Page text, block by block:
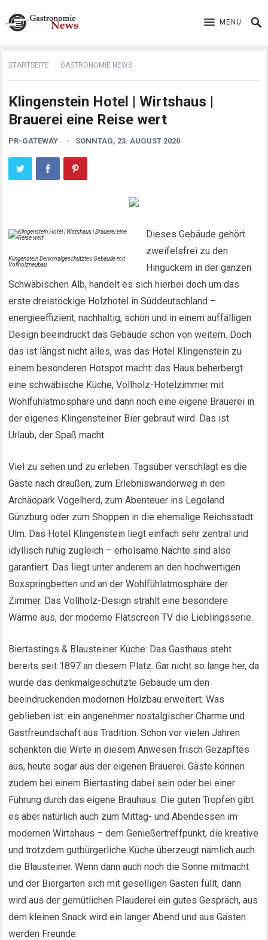
MENU
STARTSEITE GASTRONOMIE NEWS
Klingenstein Hotel | Wirtshaus |
Brauerei eine Reise wert
PR-GATEWAY SONNTAG, 23. AUGUST 2020
Klingenstein Denkmalgeschütztes Gebäude mit
Vollholzneubau
Dieses Gebäude gehört
zweifelsfrei zu den
Hinguckern in der ganzen
Schwäbischen Alb, handelt es sich hierbei doch um das
erste dreistöckige Holzhotel in Süddeutschland –
energieeffizient, nachhaltig, schön und in einem auffälligen
Design beeindruckt das Gebäude schon von weitem. Doch
das ist längst nicht alles, was das Hotel Klingenstein zu
einem besonderen Hotspot macht: das Haus beherbergt
eine schwäbische Küche, Vollholz-Hotelzimmer mit
Wohlfühlatmosphäre und dann noch eine eigene Brauerei in
der eigenes Klingensteiner Bier gebraut wird. Das ist
Urlaub, der Spaß macht.
Viel zu sehen und zu erleben: Tagsüber verschlägt es die
Gäste nach draußen, zum Erlebniswanderweg in den
Archäopark Vogelherd, zum Abenteuer ins Legoland
Günzburg oder zum Shoppen in die ehemalige Reichsstadt
Ulm. Das Hotel Klingenstein liegt einfach sehr zentral und
idyllisch ruhig zugleich – erholsame Nächte sind also
garantiert. Das liegt unter anderem an den hochwertigen
Boxspringbetten und an der Wohlfühlatmosphäre der
Zimmer. Das Vollholz-Design strahlt eine besondere
Wärme aus, der moderne Flatscreen TV die Lieblingsserie.
Biertastings & Blausteiner Küche: Das Gasthaus steht
bereits seit 1897 an diesem Platz. Gar nicht so lange her, da
wurde das denkmalgeschützte Gebäude um den
beeindruckenden modernen Holzbau erweitert. Was
geblieben ist: ein angenehmer nostalgischer Charme und
Gastfreundschaft aus Tradition. Schon vor vielen Jahren
schenkten die Wirte in diesem Anwesen frisch Gezapftes
aus, heute sogar aus der eigenen Brauerei. Gäste können
zudem bei einem Biertasting dabei sein oder bei einer
Führung durch das eigene Brauhaus. Die guten Tropfen gibt
es aber natürlich auch zum Mittag- und Abendessen im
modernen Wirtshaus – dem Genießertreffpunkt, die kreative
und trotzdem gutbürgerliche Küche überzeugt nämlich auch
die Blausteiner. Wenn dann auch noch die Sonne mitmacht
und der Biergarten sich mit geselligen Gästen füllt, dann
wird aus der gemütlichen Plauderei ein gutes Gespräch, aus
dem kleinen Snack wird ein langer Abend und aus Gästen
werden Freunde.